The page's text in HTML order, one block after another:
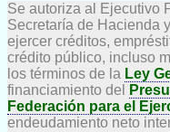
Se autoriza al Ejecutivo
Secretaría de Hacienda
ejercer créditos,
crédito público, incluso
los términos de la Ley
financiamiento del
Federación para el
endeudamiento neto